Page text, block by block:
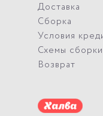
Доставка
Сборка
Условия
Схемы сборки
Возврат